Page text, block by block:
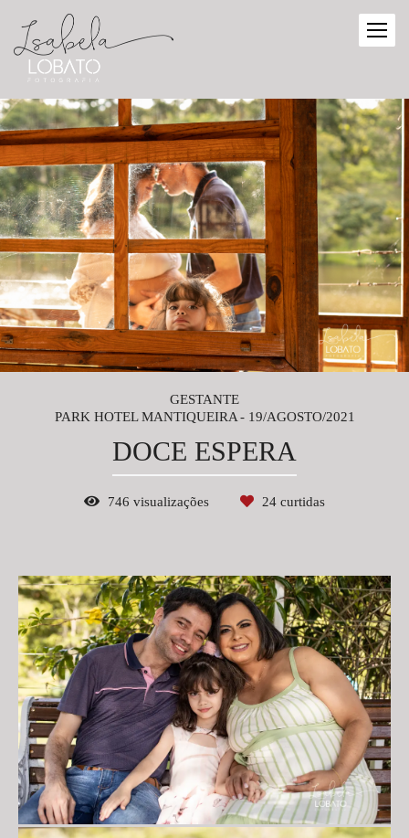
GESTANTE
PARK HOTEL MANTIQUEIRA
19/AGOSTO/2021
DOCE ESPERA
746 visualizações 24 curtidas